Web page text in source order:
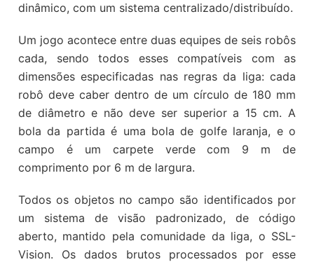
dinâmico, com um sistema centralizado/distribuído.
Um jogo acontece entre duas equipes de seis robôs
cada, sendo todos esses compatíveis com as
dimensões especificadas nas regras da liga: cada
robô deve caber dentro de um círculo de 180 mm
de diâmetro e não deve ser superior a 15 cm. A
bola da partida é uma bola de golfe laranja, e o
campo é um carpete verde com 9 m de
comprimento por 6 m de largura.
Todos os objetos no campo são identificados por
um sistema de visão padronizado, de código
aberto, mantido pela comunidade da liga, o SSL-
Vision. Os dados brutos processados por esse